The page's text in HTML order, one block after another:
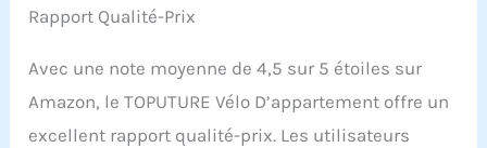
porte-bouteille d'eau et
utiliser. Avec des roues
sur la partie inférieure, il
Rapport Qualité-Prix
Avec une note moyenne de 4,5 sur 5 étoiles sur
Amazon, le TOPUTURE Vélo D’appartement offre un
excellent rapport qualité-prix. Les utilisateurs